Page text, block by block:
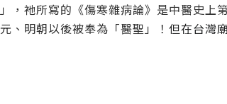
，祂所寫的《傷寒雜病論》是中醫史上
、明朝以後被奉為「醫聖」！ 但在台灣